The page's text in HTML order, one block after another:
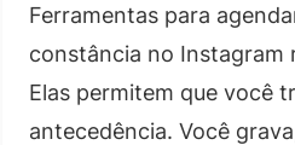
Ferramentas para
constância no Instagram
Elas permitem que você
antecedência. Você